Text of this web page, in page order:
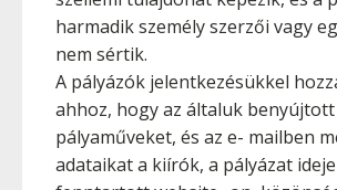
harmadik személy szerzői vagy
nem sértik.
A pályázók jelentkezésükkel
ahhoz, hogy az általuk benyújtott
pályaműveket, és az e- mailben
adataikat a kiírók, a pályázat